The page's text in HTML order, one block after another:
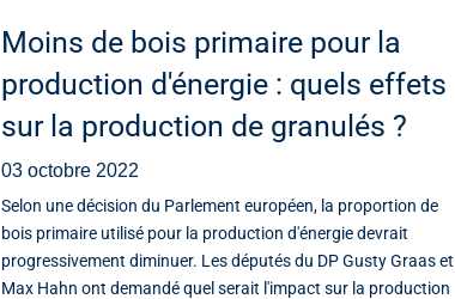
Moins de bois primaire pour la
production d'énergie : quels effets
sur la production de granulés ?
03 octobre 2022
Selon une décision du Parlement européen, la proportion de
bois primaire utilisé pour la production d'énergie devrait
progressivement diminuer. Les députés du DP Gusty Graas et
Max Hahn ont demandé quel serait l'impact sur la production